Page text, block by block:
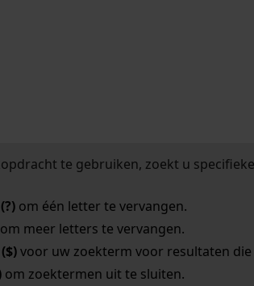
te gebruiken, zoekt u
om één letter te vervangen.
meer letters te vervangen.
voor uw zoekterm voor resultaten die
om zoektermen uit te sluiten.